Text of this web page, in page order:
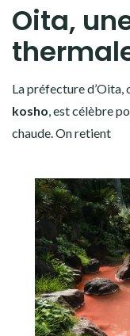
Oita,
La préfecture
kosho , est célèbre
chaude. On retient